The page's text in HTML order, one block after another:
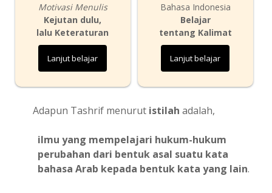
Motivasi Menulis
Kejutan dulu,
lalu Keteraturan
Lanjut belajar
Bahasa Indonesia
Belajar
tentang Kalimat
Lanjut belajar
Adapun Tashrif menurut istilah adalah,
ilmu yang mempelajari hukum-hukum
perubahan dari bentuk asal suatu kata
bahasa Arab kepada bentuk kata yang lain.